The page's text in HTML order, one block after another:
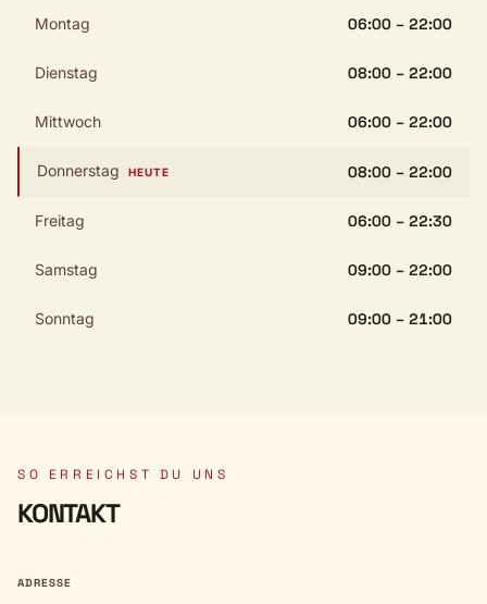
Montag 06:00 – 22:00
Dienstag 08:00 – 22:00
Mittwoch 06:00 – 22:00
Donnerstag HEUTE 08:00 – 22:00
Freitag 06:00 – 22:30
Samstag 09:00 – 22:00
Sonntag 09:00 – 21:00
SO ERREICHST DU UNS
KONTAKT
ADRESSE